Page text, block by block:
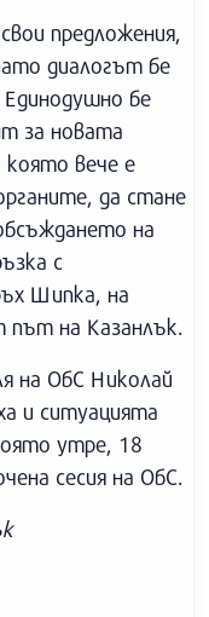
предложения,
диалогът бе
бе
за новата
която вече е
да стане
на
с
Шипка, на
път на Казанлък.
на ОбС Николай
и ситуацията
утре, 18
сесия на ОбС.